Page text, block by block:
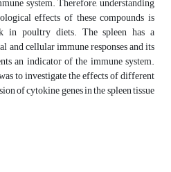
effects of these compounds is
in poultry diets. The spleen has a
and cellular immune responses and its
an indicator of the immune system.
to investigate the effects of different
of cytokine genes in the spleen tissue